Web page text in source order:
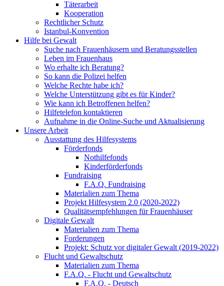
Täterarbeit
Kooperation
Rechtlicher Schutz
Istanbul-Konvention
Hilfe bei Gewalt
Suche nach Frauenhäusern und Beratungsstellen
Leben im Frauenhaus
Wo erhalte ich Beratung?
So kann die Polizei helfen
Welche Rechte habe ich?
Welche Unterstützung gibt es für Kinder?
Wie kann ich Betroffenen helfen?
Hilfetelefon kontaktieren
Aufnahme in die Online-Suche und Aktualisierung
Unsere Arbeit
Ausstattung des Hilfesystems
Förderfonds
Nothilfefonds
Kinderförderfonds
Fundraising
F.A.Q. Fundraising
Materialien zum Thema
Projekt Hilfesystem 2.0 (2020-2022)
Qualitätsempfehlungen für Frauenhäuser
Digitale Gewalt
Materialien zum Thema
Forderungen
Projekt: Schutz vor digitaler Gewalt (2019-2022)
Flucht und Gewaltschutz
Materialien zum Thema
F.A.Q. - Flucht und Gewaltschutz
F.A.Q. - Deutsch